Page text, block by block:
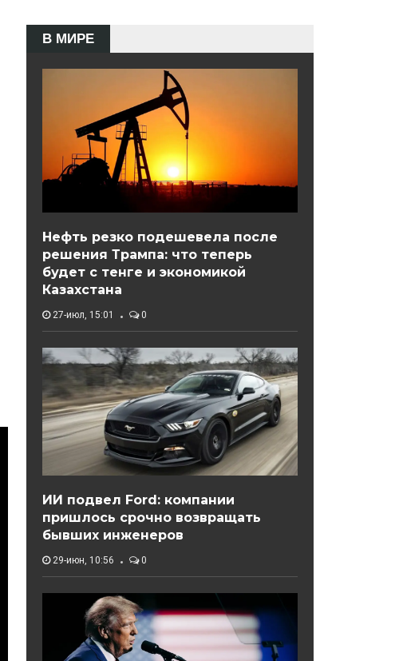
В МИРЕ
Нефть резко подешевела после
решения Трампа: что теперь
будет с тенге и экономикой
Казахстана
27-июл, 15:01 0
ИИ подвел Ford: компании
пришлось срочно возвращать
бывших инженеров
29-июн, 10:56 0